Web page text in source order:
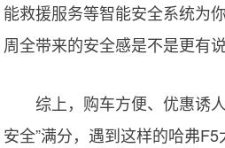
能救援服务等智能安全系统为
周全带来的安全感是不是更有说
综上，购车方便、优惠诱
安全”满分，遇到这样的哈弗